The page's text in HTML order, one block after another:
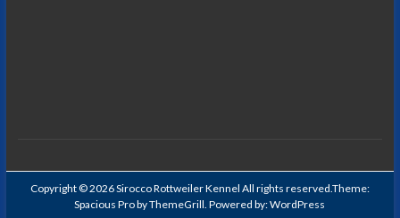
Copyright © 2026Sirocco Rottweiler Kennel All rights reserved.Theme:
Spacious Proby ThemeGrill. Powered by:WordPress